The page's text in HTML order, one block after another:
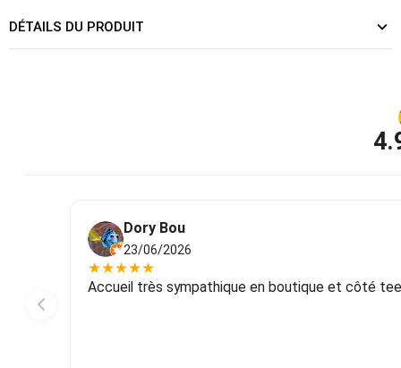
DÉTAILS DU PRODUIT
Dory Bou
23/06/2026
★★★★★
Accueil très sympathique en boutique et côté